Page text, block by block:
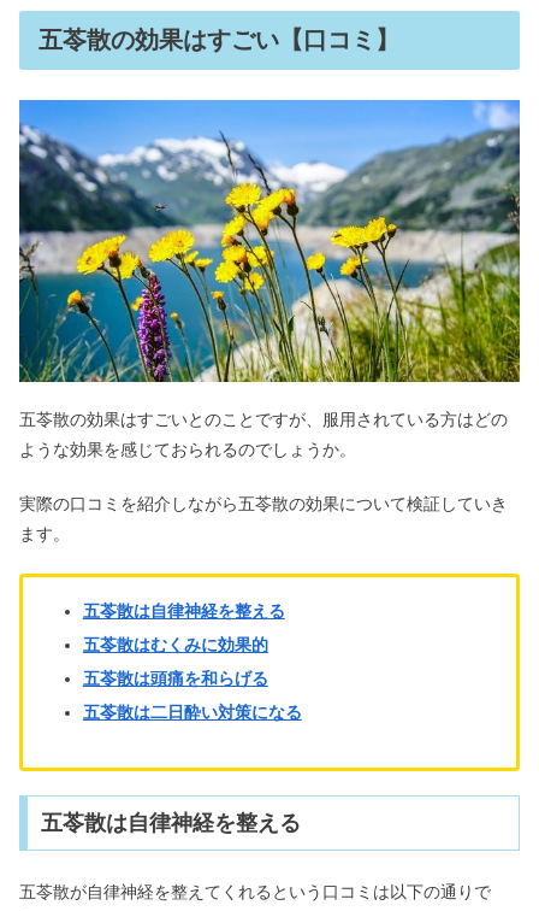
五苓散の効果はすごい【口コミ】
五苓散の効果はすごいとのことですが、服用されている方はどの
ような効果を感じておられるのでしょうか。
実際の口コミを紹介しながら五苓散の効果について検証していき
ます。
五苓散は自律神経を整える
五苓散はむくみに効果的
五苓散は頭痛を和らげる
五苓散は二日酔い対策になる
五苓散は自律神経を整える
五苓散が自律神経を整えてくれるという口コミは以下の通りで